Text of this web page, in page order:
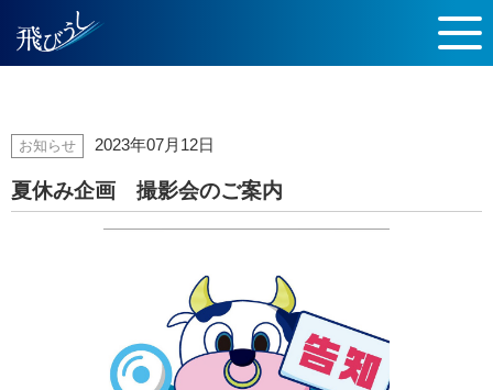
お知らせ 2023年07月12日
夏休み企画 撮影会のご案内